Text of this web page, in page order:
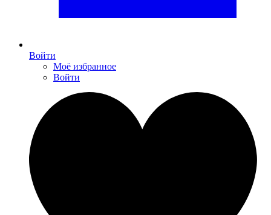
Войти
Моё избранное
Войти